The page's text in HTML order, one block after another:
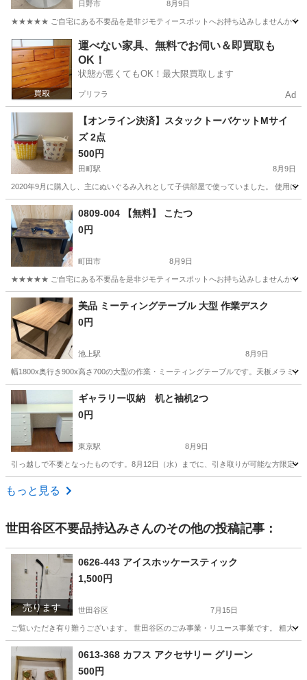
日野市 8月9日
★★★★★ ご自宅にある不要品を是非ジモティースポットへお持ち込みしませんか？
東京 日野市 テーブル 現地
運べない家具、無料でお伺い＆即買取も
OK！
状態が悪くてもOK！最大限買取します
プリフラ Ad
【オンライン決済】スタックトーバケットMサイ
ズ 2点
500円
田町駅 8月9日
2020年9月に購入し、主にぬいぐるみ入れとして子供部屋で使っていました。 使用に
東京 港区 家具
0809-004 【無料】 こたつ
0円
町田市 8月9日
★★★★★ ご自宅にある不要品を是非ジモティースポットへお持ち込みしませんか？
東京 町田市 テーブル
美品 ミーティングテーブル 大型 作業デスク
0円
池上駅 8月9日
幅1800x奥行き900x高さ700の大型の作業・ミーティングテーブルです。天板メラミ
東京 大田区 池上駅 テーブル
ギャラリー収納 机と袖机2つ
0円
東京駅 8月9日
引っ越しで不要となったものです。8月12日（水）までに、引き取りが可能な方限定
東京 中央区
もっと見る
世田谷区不要品持込みさんのその他の投稿記事：
売ります
0626-443 アイスホッケースティック
1,500円
世田谷区 7月15日
ご覧いただき有り難うございます。 世⽥⾕区のごみ事業・リユース事業です。 粗
東京 世田谷区 0613-368 カフス アクセサリー グリーン
500円